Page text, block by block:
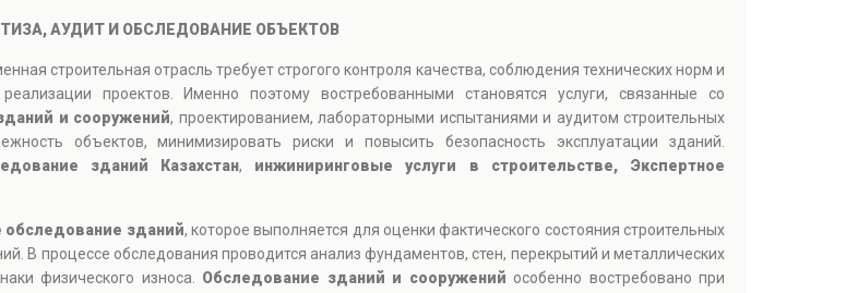
АУДИТ И ОБСЛЕДОВАНИЕ ОБЪЕКТОВ
строительная отрасль требует строгого контроля качества, соблюдения технических норм и
проектов. Именно поэтому востребованными становятся услуги, связанные со
и сооружений, проектированием, лабораторными испытаниями и аудитом строительных
объектов, минимизировать риски и повысить безопасность эксплуатации зданий.
зданий Казахстан, инжиниринговые услуги в строительстве, Экспертное
обследование зданий, которое выполняется для оценки фактического состояния строительных
В процессе обследования проводится анализ фундаментов, стен, перекрытий и металлических
физического износа. Обследование зданий и сооружений особенно востребовано при